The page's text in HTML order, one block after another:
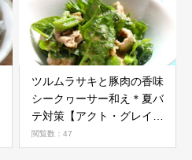
ツルムラサキと豚肉の香味
シークヮーサー和え＊夏バ
テ対策【アクト・グレイス
ファーム清麗オーガニック
野菜活用レシピ】
閲覧数：47